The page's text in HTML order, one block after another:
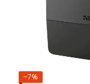
−7%